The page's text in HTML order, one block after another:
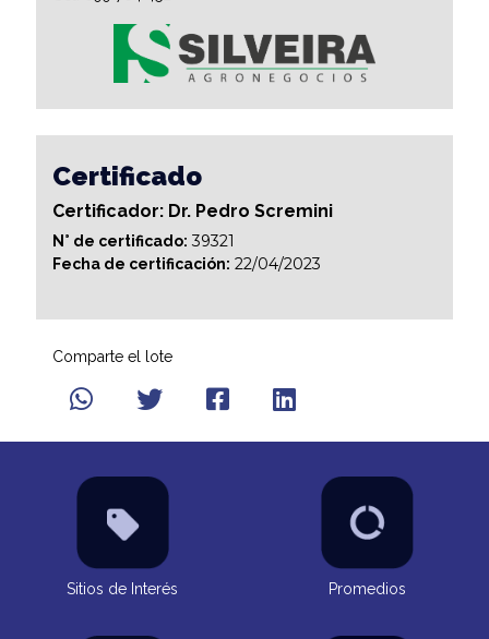
Certificado
Certificador: Dr. Pedro Scremini
N° de certificado: 39321
Fecha de certificación: 22/04/2023
Comparte el lote
Sitios de Interés Promedios